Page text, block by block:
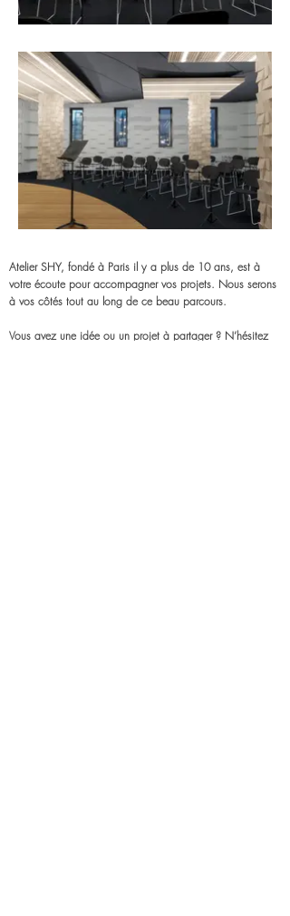
Atelier SHY, fondé à Paris il y a plus de 10 ans, est à
votre écoute pour accompagner vos projets. Nous serons
à vos côtés tout au long de ce beau parcours.
Vous avez une idée ou un projet à partager ? N’hésitez